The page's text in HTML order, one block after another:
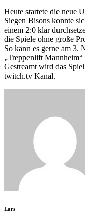
Heute startete die neue
Siegen Bisons konnte
einem 2:0 klar
die Spiele ohne große
So kann es gerne am 3.
„Treppenlift Mannheim“
Gestreamt wird das
twitch.tv Kanal.
Lars